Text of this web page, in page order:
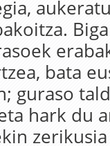
bata
guraso
hark du